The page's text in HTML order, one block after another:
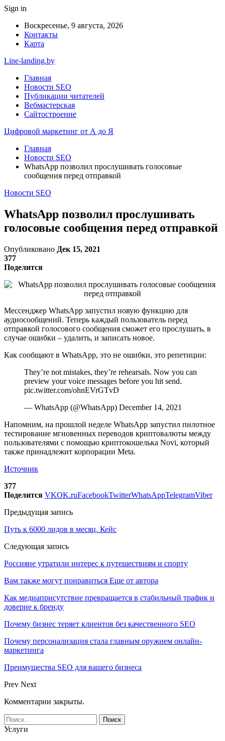
Sign in
Воскресенье, 9 августа, 2026
Контакты
Карта
Line-landing.by
Главная
Новости SEO
Публикации читателей
Вебмастерская
Сайтостроение
Цифровой маркетинг от А до Я
Главная
Новости SEO
WhatsApp позволил прослушивать голосовые
сообщения перед отправкой
Новости SEO
WhatsApp позволил прослушивать
голосовые сообщения перед отправкой
Опубликовано Дек 15, 2021
377
Поделится
Мессенджер WhatsApp запустил новую функцию для
аудиосообщений. Теперь каждый пользователь перед
отправкой голосового сообщения сможет его прослушать, в
случае ошибки – удалить, и записать новое.
Как сообщают в WhatsApp, это не ошибки, это репетиции:
They’re not mistakes, they’re rehearsals. Now you can
preview your voice messages before you hit send.
pic.twitter.com/ohnEVrGTvD
— WhatsApp (@WhatsApp) December 14, 2021
Напомним, на прошлой неделе WhatsApp запустил пилотное
тестирование мгновенных переводов криптовалюты между
пользователями с помощью криптокошелька Novi, который
также принадлежит корпорации Meta.
Источник
377
Поделится VKOK.ruFacebookTwitterWhatsAppTelegramViber
Предыдущая запись
Путь к 6000 лидов в месяц. Кейс
Следующая запись
Россияне утратили интерес к путешествиям и спорту
Вам также могут понравиться Еще от автора
Как медиаприсутствие превращается в стабильный трафик и
доверие к бренду
Почему бизнес теряет клиентов без качественного SEO
Почему персонализация стала главным оружием онлайн-
маркетинга
Преимущества SEO для вашего бизнеса
Prev Next
Комментарии закрыты.
Услуги